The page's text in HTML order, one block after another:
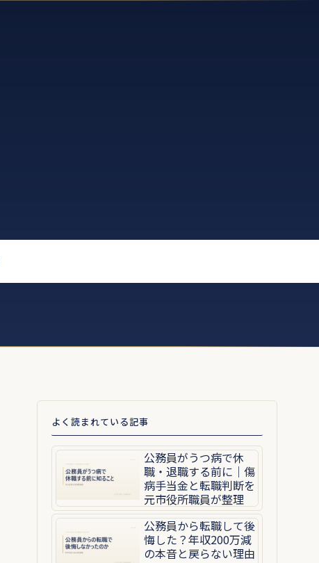
よく読まれている記事
公務員がうつ病で休
職・退職する前に｜傷
病手当金と転職判断を
元市役所職員が整理
公務員から転職して後
悔した？年収200万減
の本音と戻らない理由